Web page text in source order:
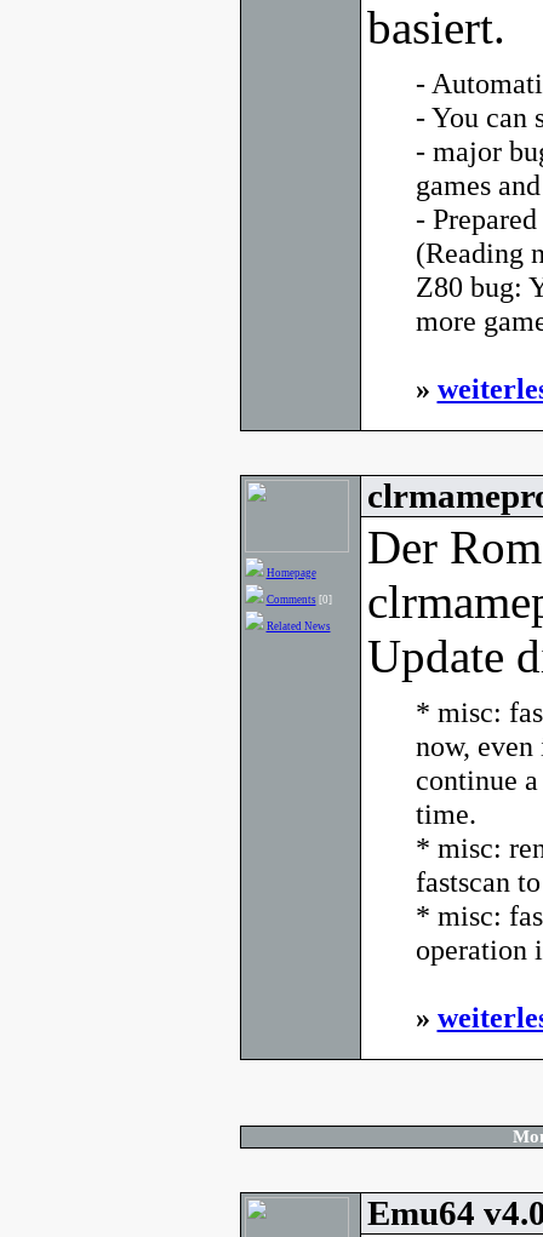
basiert.
-
- You can
- major
games
-
(Reading
Z80 bug:
more
»
Homepage
Comments [0]
Related News
Der
Update
* misc:
now,
continue
time.
* misc:
fastscan
* misc:
operation
»
Emu64